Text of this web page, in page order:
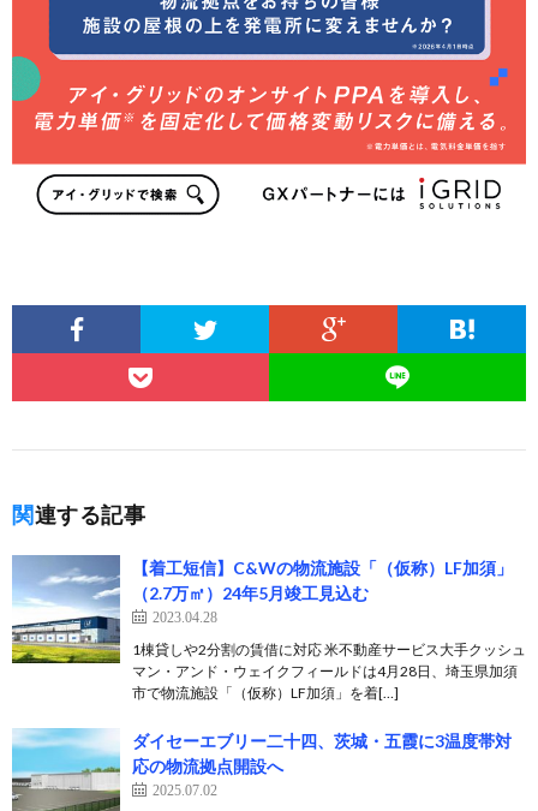
関連する記事
【着工短信】C&Wの物流施設「（仮称）LF加須」
（2.7万㎡）24年5月竣工見込む
2023.04.28
1棟貸しや2分割の賃借に対応 米不動産サービス大手クッシュ
マン・アンド・ウェイクフィールドは4月28日、埼玉県加須
市で物流施設「（仮称）LF加須」を着[…]
ダイセーエブリー二十四、茨城・五霞に3温度帯対
応の物流拠点開設へ
2025.07.02